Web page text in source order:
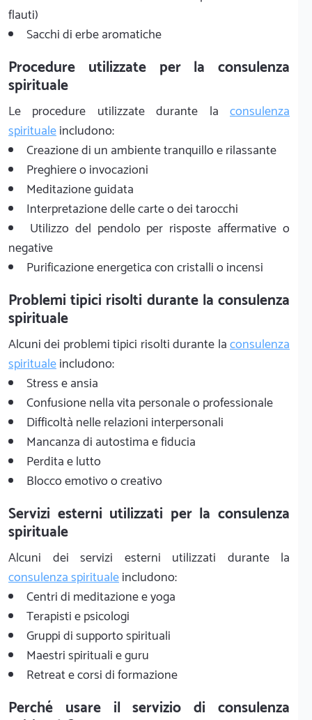
flauti)
Sacchi di erbe aromatiche
Procedure utilizzate per la consulenza
spirituale
Le procedure utilizzate durante la consulenza
spiritualeincludono:
Creazione di un ambiente tranquillo e rilassante
Preghiere o invocazioni
Meditazione guidata
Interpretazione delle carte o dei tarocchi
Utilizzo del pendolo per risposte affermative o
negative
Purificazione energetica con cristalli o incensi
Problemi tipici risolti durante la consulenza
spirituale
Alcuni dei problemi tipici risolti durante laconsulenza
spiritualeincludono:
Stress e ansia
Confusione nella vita personale o professionale
Difficoltà nelle relazioni interpersonali
Mancanza di autostima e fiducia
Perdita e lutto
Blocco emotivo o creativo
Servizi esterni utilizzati per la consulenza
spirituale
Alcuni dei servizi esterni utilizzati durante la
consulenza spiritualeincludono:
Centri di meditazione e yoga
Terapisti e psicologi
Gruppi di supporto spirituali
Maestri spirituali e guru
Retreat e corsi di formazione
Perché usare il servizio di consulenza